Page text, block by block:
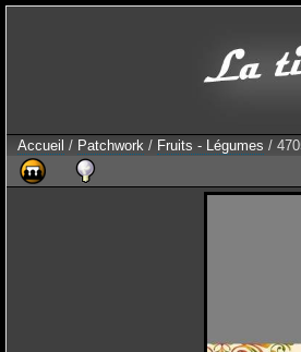
Accueil / Patchwork / Fruits - Légumes /